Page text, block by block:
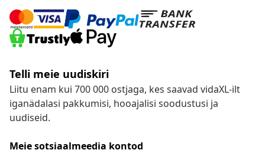
Telli meie uudiskiri
Liitu enam kui 700 000 ostjaga, kes saavad vidaXL-ilt
iganädalasi pakkumisi, hooajalisi soodustusi ja
uudiseid.
Meie sotsiaalmeedia kontod